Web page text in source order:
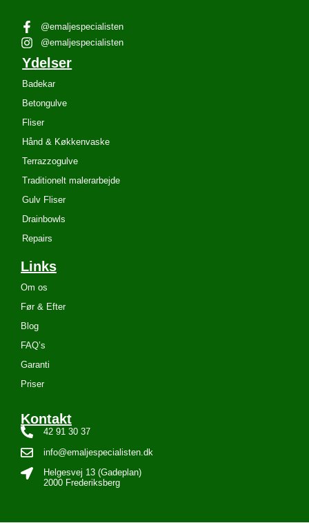
@emaljespecialisten
@emaljespecialisten
Ydelser
Badekar
Betongulve
Fliser
Hånd & Køkkenvaske
Terrazzogulve
Traditionelt malerarbejde
Gulv Fliser
Drainbowls
Repairs
Links
Om os
Før & Efter
Blog
FAQ’s
Garanti
Priser
Kontakt
42 91 30 37
info@emaljespecialisten.dk
Helgesvej 13 (Gadeplan)
2000 Frederiksberg